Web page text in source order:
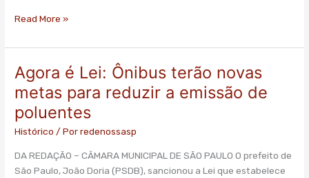
Read More »
Agora é Lei: Ônibus terão novas
metas para reduzir a emissão de
poluentes
Histórico / Porredenossasp
DA REDAÇÃO – CÂMARA MUNICIPAL DE SÃO PAULO O prefeito de
São Paulo, João Doria (PSDB), sancionou a Lei que estabelece
Agora
Lei:
Ônibus
terão
metas
para